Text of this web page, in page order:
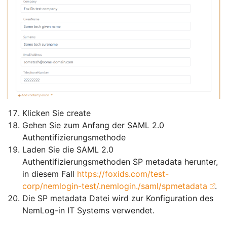
Klicken Sie create
Gehen Sie zum Anfang der SAML 2.0
Authentifizierungsmethode
Laden Sie die SAML 2.0
Authentifizierungsmethoden SP metadata herunter,
in diesem Fall https://foxids.com/test-
corp/nemlogin-test/.nemlogin./saml/spmetadata
.
Die SP metadata Datei wird zur Konfiguration des
NemLog-in IT Systems verwendet.